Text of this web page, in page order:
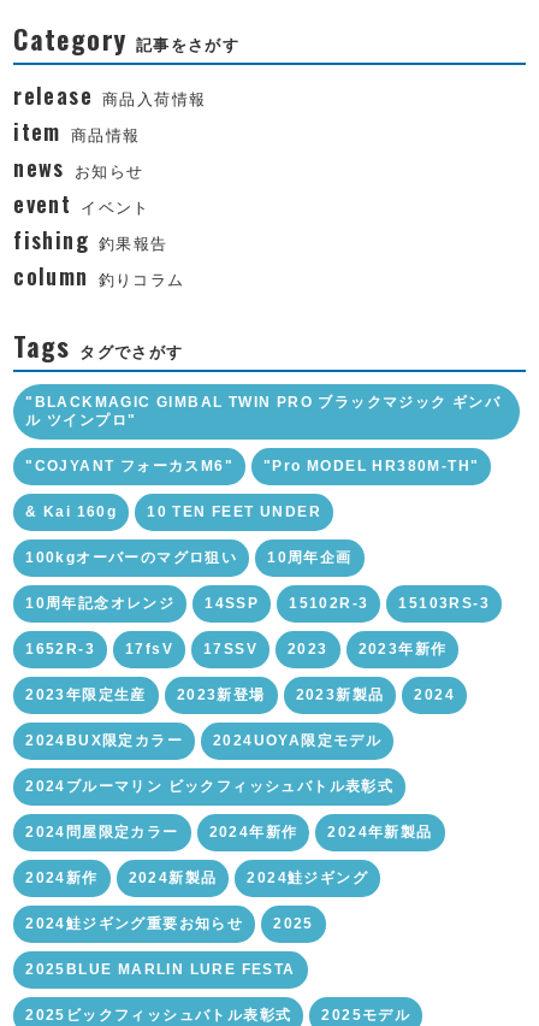
Category 記事をさがす
release 商品入荷情報
item 商品情報
news お知らせ
event イベント
fishing 釣果報告
column 釣りコラム
Tags タグでさがす
"BLACKMAGIC GIMBAL TWIN PRO ブラックマジック ギンバ
ル ツインプロ"
"COJYANT フォーカスM6" "Pro MODEL HR380M-TH"
& Kai 160g 10 TEN FEET UNDER
100kgオーバーのマグロ狙い 10周年企画
10周年記念オレンジ 14SSP 15102R-3 15103RS-3
1652R-3 17fsV 17SSV 2023 2023年新作
2023年限定生産 2023新登場 2023新製品 2024
2024BUX限定カラー 2024UOYA限定モデル
2024ブルーマリン ビックフィッシュバトル表彰式
2024問屋限定カラー 2024年新作 2024年新製品
2024新作 2024新製品 2024鮭ジギング
2024鮭ジギング重要お知らせ 2025
2025BLUE MARLIN LURE FESTA
2025ビックフィッシュバトル表彰式 2025モデル